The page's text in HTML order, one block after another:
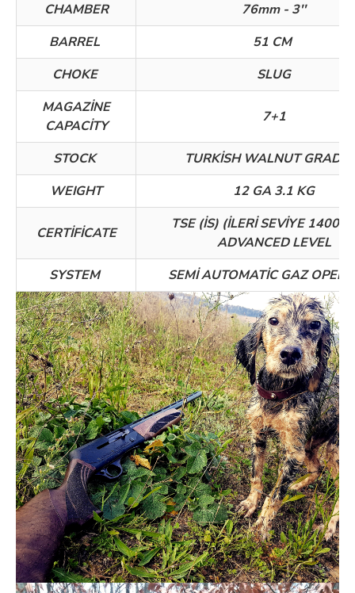
CHAMBER
76mm - 3''
BARREL
51 CM
CHOKE
SLUG
MAGAZİNE
CAPACİTY
7+1
STOCK
TURKİSH WALNUT
WEIGHT
12 GA 3.1 KG
CERTİFİCATE
TSE (İS) (İLERİ SEVİYE 1400
ADVANCED LEVEL
SYSTEM
SEMİ AUTOMATİC GAZ